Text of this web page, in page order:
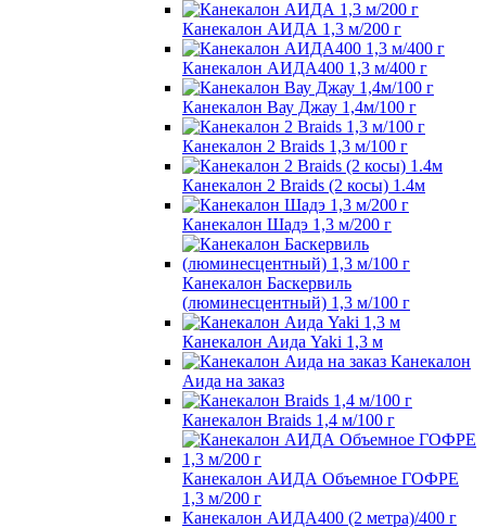
Канекалон АИДА 1,3 м/200 г
Канекалон АИДА400 1,3 м/400 г
Канекалон Вау Джау 1,4м/100 г
Канекалон 2 Braids 1,3 м/100 г
Канекалон 2 Braids (2 косы) 1.4м
Канекалон Шадэ 1,3 м/200 г
Канекалон Баскервиль
(люминесцентный) 1,3 м/100 г
Канекалон Аида Yaki 1,3 м
Канекалон
Аида на заказ
Канекалон Braids 1,4 м/100 г
Канекалон АИДА Объемное ГОФРЕ
1,3 м/200 г
Канекалон АИДА400 (2 метра)/400 г